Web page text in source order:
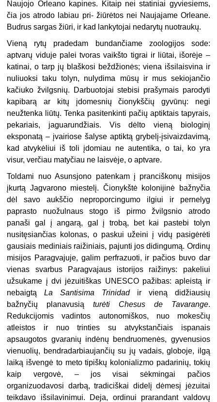
Naujojo Orleano kapines. Kitaip nei statiniai gyviesiems,
čia jos atrodo labiau pri- žiūrėtos nei Naujajame Orleane.
Budrus sargas žiūri, ir kad lankytojai nedarytų nuotraukų.
Vieną rytų pradedam bundančiame zoologijos sode:
aptvarų viduje palei tvoras vaikšto tigrai ir liūtai, išorėje –
katinai, o tarp jų blaškosi beždžionės; viena išsilaisvina ir
nuliuoksi taku tolyn, nulydima mūsų ir mus sekiojančio
kačiuko žvilgsnių. Darbuotojai stebisi prašymais parodyti
kapibarą ar kitų įdomesnių čionykščių gyvūnų: negi
neužtenka liūtų. Tenka pasitenkinti pačių aptiktais tapyrais,
pekariais, jaguarundžiais. Vis dėlto vieną biologinį
eksponatą – įvairiose šalyse aptiktą grybelį-įsivaizdavimą,
kad atvykėliui iš toli įdomiau ne autentika, o tai, ko yra
visur, verčiau matyčiau ne laisvėje, o aptvare.
Toldami nuo Asunsjono patenkam į pranciškonų misijos
įkurtą Jagvarono miestelį. Čionykštė kolonijinė bažnyčia
dėl savo aukščio neproporcingumo ilgiui ir pernelyg
paprasto nuožulnaus stogo iš pirmo žvilgsnio atrodo
panaši gal į angarą, gal į trobą, bet kai pastebi tolyn
nusitęsiančias kolonas, o paskui užeini į vidų pasigėrėti
gausiais mediniais raižiniais, pajunti jos didingumą. Ordinų
misijos Paragvajuje, galim perfrazuoti, ir pačios buvo dar
vienas svarbus Paragvajaus istorijos raižinys: pakeliui
užsukame į dvi jėzuitiškas UNESCO pažibas: apleistą ir
nebaigtąLa Santisima Trinidadir vieną didžiausių
bažnyčių planavusiąturėti Chesus de Tavarange.
Redukcijomis vadintos autonomiškos, nuo mokesčių
atleistos ir nuo trinties su atvykstančiais ispanais
apsaugotos gvaranių indėnų bendruomenės, gyvenusios
vienuolių, bendradarbiaujančių su jų vadais, globoje, ilgą
laiką išvengė to meto tipiškų kolonializmo padarinių, tokių
kaip vergovė, – jos visai sėkmingai pačios
organizuodavosi darbą, tradiciškai didelį dėmesį jėzuitai
teikdavo išsilavinimui. Deja, ordinui prarandant valdovų